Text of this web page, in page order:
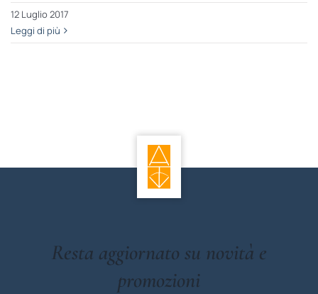
12 Luglio 2017
Leggi di più
Resta aggiornato su novità e
promozioni